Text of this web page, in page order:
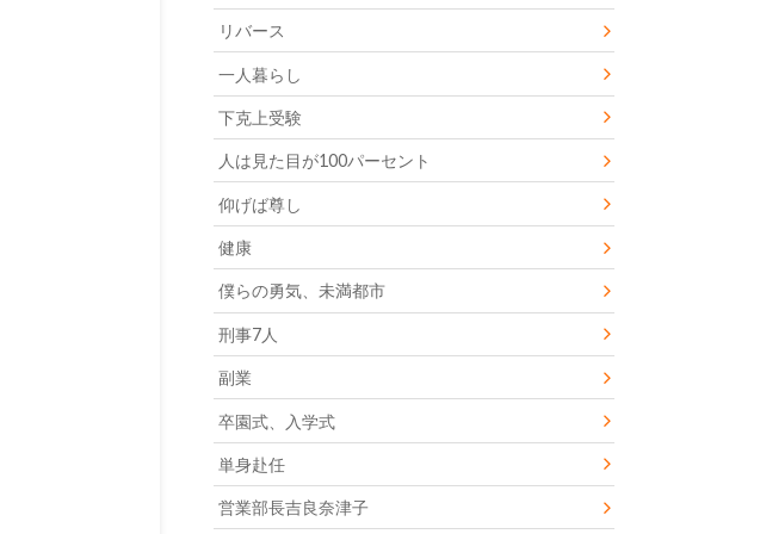
リバース
一人暮らし
下克上受験
人は見た目が100パーセント
仰げば尊し
健康
僕らの勇気、未満都市
刑事7人
副業
卒園式、入学式
単身赴任
営業部長吉良奈津子